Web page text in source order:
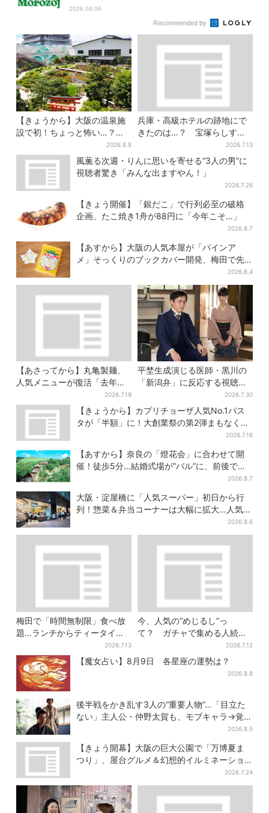
2026.08.06
Recommended by
【きょうから】大阪の温泉施
設で初！ちょっと怖い…？体
験型イベント、限定グルメ＆
盆踊りも
2026.8.8
兵庫・高級ホテルの跡地にで
きたのは…？ 宝塚らしすぎ
る“豪華スーパー”を調査2026.7.13
風薫る次週・りんに思いを寄せる“3人の男”に
視聴者驚き「みんな出ますやん！」
2026.7.26
【きょう開催】「銀だこ」で行列必至の破格
企画、たこ焼き1舟が88円に「今年こそ…」
2026.8.7
【あすから】大阪の人気本屋が「パインア
メ」そっくりのブックカバー開発、梅田で先
2026.8.4
【あさってから】丸亀製麺、
人気メニューが復活「去年め
っちゃハマった」「待ってた
よ！」「夏の救世主」
2026.7.19
平埜生成演じる医師・黒川の
「新潟弁」に反応する視聴者
2026.7.30
【きょうから】カプリチョーザ人気No.1パス
タが「半額」に！大創業祭の第2弾まもなくス
2026.7.16
【あすから】奈良の「燈花会」に合わせて開
催！徒歩5分…結婚式場が“バル”に、前後で食
2026.8.7
大阪・淀屋橋に「人気スーパー」初日から行
列！惣菜＆弁当コーナーは大幅に拡大…人気商
2026.8.6
梅田で「時間無制限」食べ放
題…ランチからティータイム
までノンストップで約60種を
満喫
2026.7.13
今、人気の“めじるし”っ
て？ ガチャで集める人続
出…収集家とメーカーに聞い
たヒットの背景
2026.7.12
【魔女占い】8月9日 各星座の運勢は？
2026.8.8
後半戦をかき乱す3人の“重要人物”…「目立た
ない」主人公・仲野太賀も、モブキャラ→覚醒
2026.8.5
【きょう開幕】大阪の巨大公園で「万博夏ま
つり」、屋台グルメ＆幻想的イルミネーショ
2026.7.24